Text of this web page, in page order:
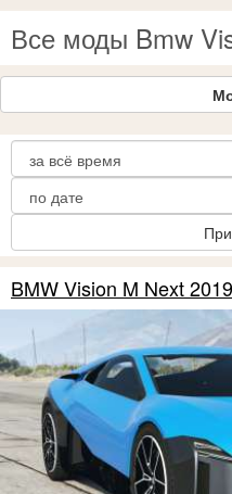
Все моды Bmw
BMW Vision M Next